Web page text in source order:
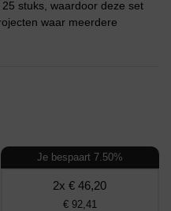
stuks, waardoor deze set
waar meerdere
Je bespaart 7.50%
2x € 46,20
€ 92,41